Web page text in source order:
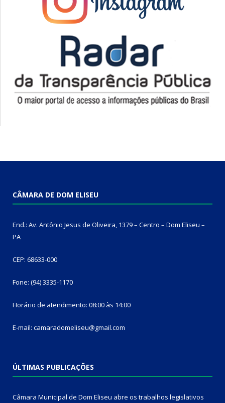
CÂMARA DE DOM ELISEU
End.: Av. Antônio Jesus de Oliveira, 1379 – Centro – Dom Eliseu –
PA
CEP: 68633-000
Fone: (94) 3335-1170
Horário de atendimento: 08:00 às 14:00
E-mail: camaradomeliseu@gmail.com
ÚLTIMAS PUBLICAÇÕES
Câmara Municipal de Dom Eliseu abre os trabalhos legislativos